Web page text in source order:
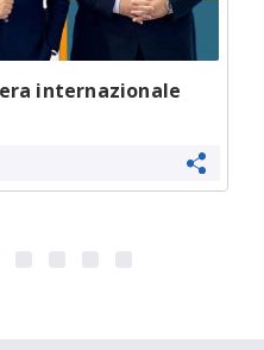
internazionale